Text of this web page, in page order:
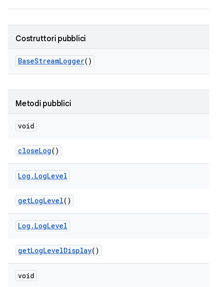
Costruttori pubblici
BaseStreamLogger()
Metodi pubblici
void
closeLog()
Log . LogLevel
getLogLevel()
Log . LogLevel
getLogLevelDisplay()
void